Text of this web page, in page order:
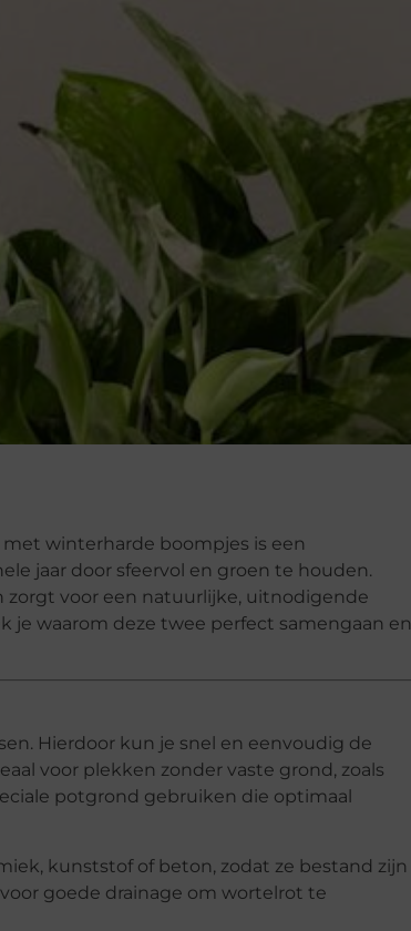
winterharde boompjes is een
jaar door sfeervol en groen te houden.
voor een natuurlijke, uitnodigende
je waarom deze twee perfect samengaan en
Hierdoor kun je snel en eenvoudig de
voor plekken zonder vaste grond, zoals
potgrond gebruiken die optimaal
kunststof of beton, zodat ze bestand zijn
goede drainage om wortelrot te